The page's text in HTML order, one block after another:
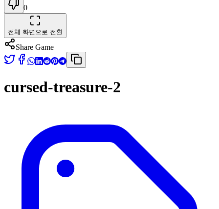
0
전체 화면으로 전환
Share Game
cursed-treasure-2